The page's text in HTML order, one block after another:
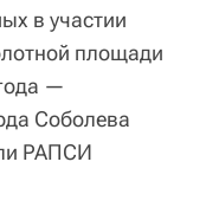
в участии
площади
—
Соболева
РАПСИ